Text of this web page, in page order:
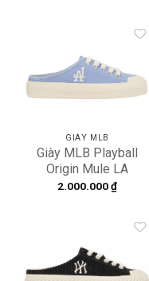
Add to
wishlist
GIÀY MLB
Giày MLB Playball
Origin Mule LA
Dodgers BLue
2.000.000₫
Add to
wishlist